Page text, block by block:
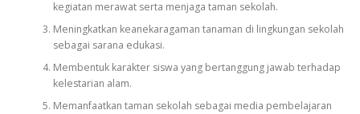
kegiatan merawat serta menjaga taman sekolah.
Meningkatkan keanekaragaman tanaman di lingkungan sekolah
sebagai sarana edukasi.
Membentuk karakter siswa yang bertanggung jawab terhadap
kelestarian alam.
Memanfaatkan taman sekolah sebagai media pembelajaran